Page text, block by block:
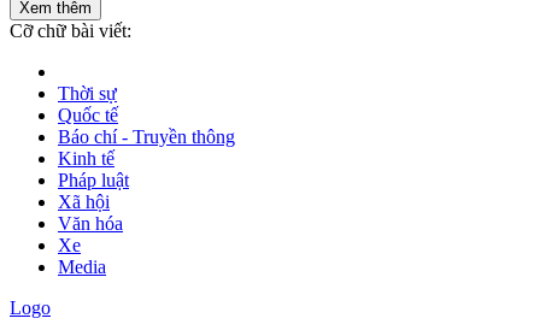
Xem thêm
Cỡ chữ bài viết:
Thời sự
Quốc tế
Báo chí - Truyền thông
Kinh tế
Pháp luật
Xã hội
Văn hóa
Xe
Media
Logo